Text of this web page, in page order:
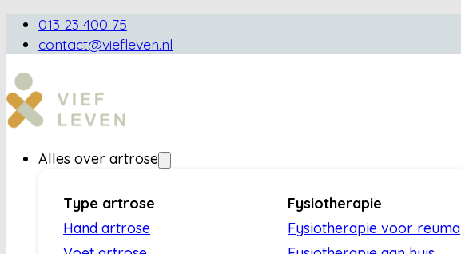
013 23 400 75
contact@viefleven.nl
Alles over artrose
Type artrose
Hand artrose
Fysiotherapie
Fysiotherapie voor reuma